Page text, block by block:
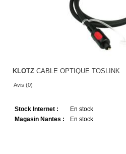
KLOTZ CABLE OPTIQUE TOSLINK
Avis (0)
Stock Internet :
En stock
Magasin Nantes :
En stock